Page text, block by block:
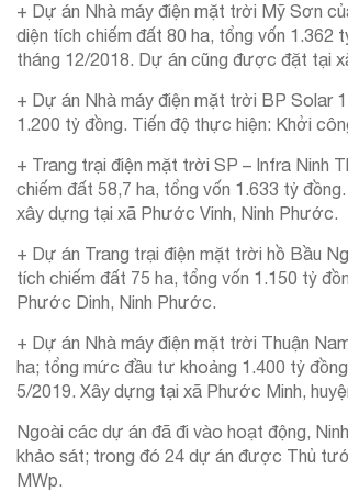
+ Dự án Nhà máy điện mặt trời Mỹ Sơn
diện tích chiếm đất 80 ha, tổng vốn 1.362
tháng 12/2018. Dự án cũng được đặt tại
+ Dự án Nhà máy điện mặt trời BP Solar
1.200 tỷ đồng. Tiến độ thực hiện: Khởi
+ Trang trại điện mặt trời SP – Infra Ninh
chiếm đất 58,7 ha, tổng vốn 1.633 tỷ
xây dựng tại xã Phước Vinh, Ninh Phước.
+ Dự án Trang trại điện mặt trời hồ Bầu
tích chiếm đất 75 ha, tổng vốn 1.150 tỷ
Phước Dinh, Ninh Phước.
+ Dự án Nhà máy điện mặt trời Thuận
ha; tổng mức đầu tư khoảng 1.400 tỷ
5/2019. Xây dựng tại xã Phước Minh,
Ngoài các dự án đã đi vào hoạt động,
khảo sát; trong đó 24 dự án được Thủ
MWp.